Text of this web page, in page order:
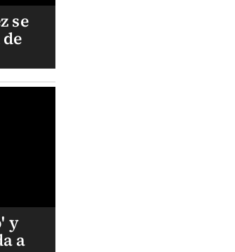
se
y
a